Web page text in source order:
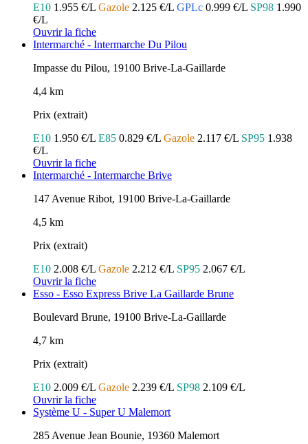
E10 1.955 €/L Gazole 2.125 €/L GPLc 0.999 €/L SP98 1.990
€/L
Ouvrir la fiche
Intermarché - Intermarche Du Pilou
Impasse du Pilou, 19100 Brive-La-Gaillarde
4,4 km
Prix (extrait)
E10 1.950 €/L E85 0.829 €/L Gazole 2.117 €/L SP95 1.938
€/L
Ouvrir la fiche
Intermarché - Intermarche Brive
147 Avenue Ribot, 19100 Brive-La-Gaillarde
4,5 km
Prix (extrait)
E10 2.008 €/L Gazole 2.212 €/L SP95 2.067 €/L
Ouvrir la fiche
Esso - Esso Express Brive La Gaillarde Brune
Boulevard Brune, 19100 Brive-La-Gaillarde
4,7 km
Prix (extrait)
E10 2.009 €/L Gazole 2.239 €/L SP98 2.109 €/L
Ouvrir la fiche
Système U - Super U Malemort
285 Avenue Jean Bounie, 19360 Malemort